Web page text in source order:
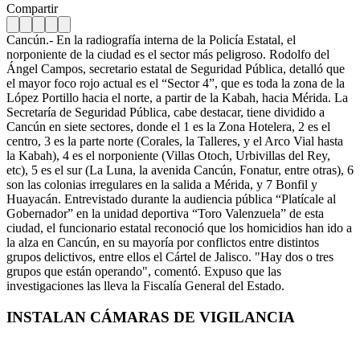
Compartir
Cancún.- En la radiografía interna de la Policía Estatal, el
norponiente de la ciudad es el sector más peligroso. Rodolfo del
Ángel Campos, secretario estatal de Seguridad Pública, detalló que
el mayor foco rojo actual es el “Sector 4”, que es toda la zona de la
López Portillo hacia el norte, a partir de la Kabah, hacia Mérida. La
Secretaría de Seguridad Pública, cabe destacar, tiene dividido a
Cancún en siete sectores, donde el 1 es la Zona Hotelera, 2 es el
centro, 3 es la parte norte (Corales, la Talleres, y el Arco Vial hasta
la Kabah), 4 es el norponiente (Villas Otoch, Urbivillas del Rey,
etc), 5 es el sur (La Luna, la avenida Cancún, Fonatur, entre otras), 6
son las colonias irregulares en la salida a Mérida, y 7 Bonfil y
Huayacán. Entrevistado durante la audiencia pública “Platícale al
Gobernador” en la unidad deportiva “Toro Valenzuela” de esta
ciudad, el funcionario estatal reconoció que los homicidios han ido a
la alza en Cancún, en su mayoría por conflictos entre distintos
grupos delictivos, entre ellos el Cártel de Jalisco. "Hay dos o tres
grupos que están operando", comentó. Expuso que las
investigaciones las lleva la Fiscalía General del Estado.
INSTALAN CÁMARAS DE VIGILANCIA